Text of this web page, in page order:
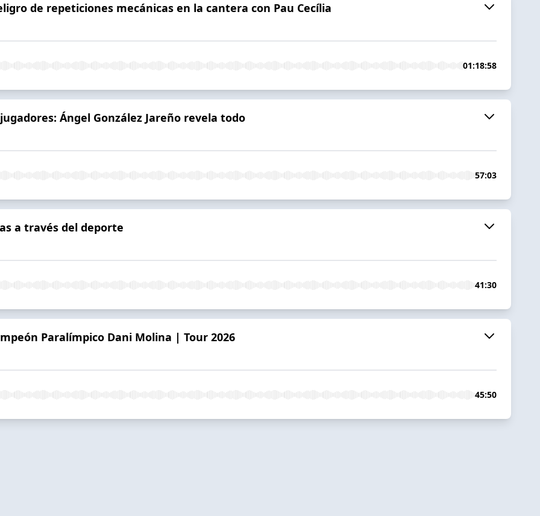
de repeticiones mecánicas en la cantera con Pau Cecília
01:18:58
Ángel González Jareño revela todo
57:03
a través del deporte
41:30
Paralímpico Dani Molina | Tour 2026
45:50